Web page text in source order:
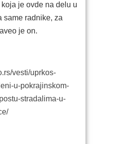
je ovde na delu u
same radnike, za
je on.
vesti/uprkos-
u-pokrajinskom-
stradalima-u-